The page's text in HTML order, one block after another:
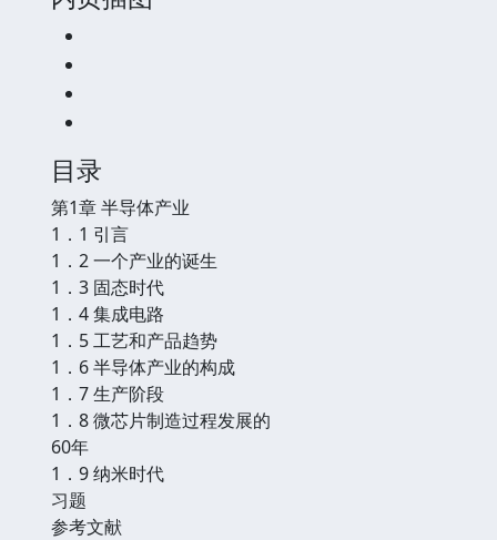
目录
第1章 半导体产业
1．1 引言
1．2 一个产业的诞生
1．3 固态时代
1．4 集成电路
1．5 工艺和产品趋势
1．6 半导体产业的构成
1．7 生产阶段
1．8 微芯片制造过程发展的
60年
1．9 纳米时代
习题
参考文献